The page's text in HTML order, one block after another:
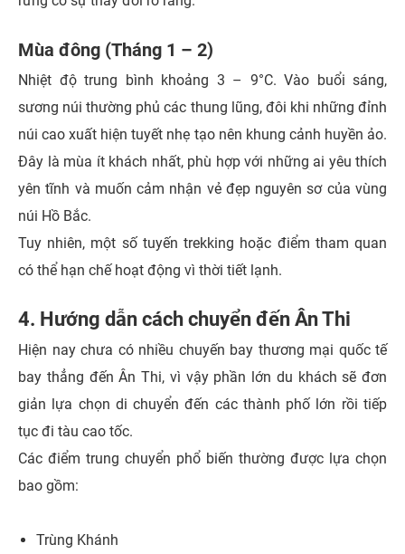
Mùa đông (Tháng 1 – 2)
Nhiệt độ trung bình khoảng 3 – 9°C. Vào buổi sáng,
sương núi thường phủ các thung lũng, đôi khi những đỉnh
núi cao xuất hiện tuyết nhẹ tạo nên khung cảnh huyền ảo.
Đây là mùa ít khách nhất, phù hợp với những ai yêu thích
yên tĩnh và muốn cảm nhận vẻ đẹp nguyên sơ của vùng
núi Hồ Bắc.
Tuy nhiên, một số tuyến trekking hoặc điểm tham quan
có thể hạn chế hoạt động vì thời tiết lạnh.
4. Hướng dẫn cách chuyển đến Ân Thi
Hiện nay chưa có nhiều chuyến bay thương mại quốc tế
bay thẳng đến Ân Thi, vì vậy phần lớn du khách sẽ đơn
giản lựa chọn di chuyển đến các thành phố lớn rồi tiếp
tục đi tàu cao tốc.
Các điểm trung chuyển phổ biến thường được lựa chọn
bao gồm:
Trùng Khánh